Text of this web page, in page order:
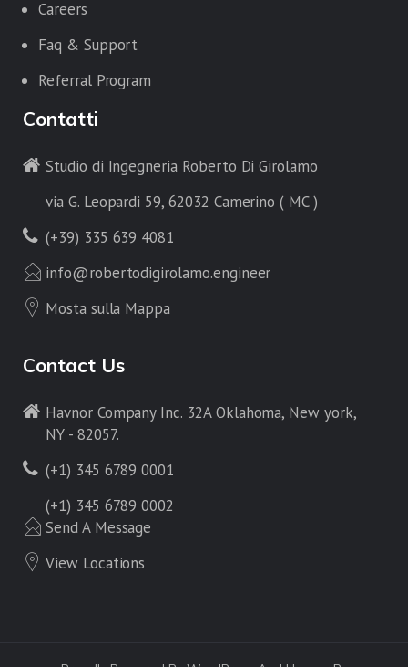
Careers
Faq & Support
Referral Program
Contatti
Studio di Ingegneria Roberto Di Girolamo
via G. Leopardi 59, 62032 Camerino ( MC )
(+39) 335 639 4081
info@robertodigirolamo.engineer
Mosta sulla Mappa
Contact Us
Havnor Company Inc. 32A Oklahoma, New york,
NY - 82057.
(+1) 345 6789 0001
(+1) 345 6789 0002
Send A Message
View Locations